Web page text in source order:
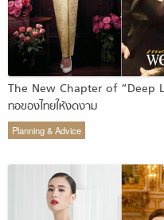
The New Chapter of “Deep
ทอของไทยให้งดงาม
Planning & Advice